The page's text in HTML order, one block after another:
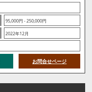
95,000円 - 250,000円
2022年12月
お問合せページ